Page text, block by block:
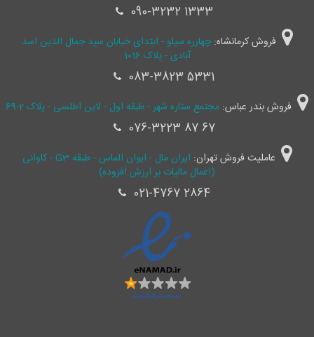
090-3232 1333
فروش کرمانشاه:چهارره سیلو - ابتدای خیابان سید جمال ‌الدین اسد
آبادی - پلاک 1016
083-3823 5331
فروش بندر عباس: مجتمع ستاره شهر - طبقه اول - لاین اطلسی - پلاک 2-69
076-3223 87 67
عاملیت فروش تهران:
ایران مال - ایوان الماس - طبقه G3 - کاوانی
(اعمال مالیات بر ارزش افزوده)
021-4767 2864